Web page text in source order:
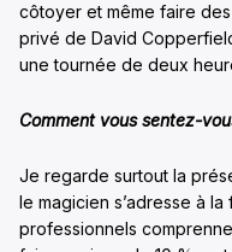
côtoyer et même faire des
privé de David
une tournée de deux
Comment vous sentez-
Je regarde surtout la
le magicien s’adresse à
professionnels